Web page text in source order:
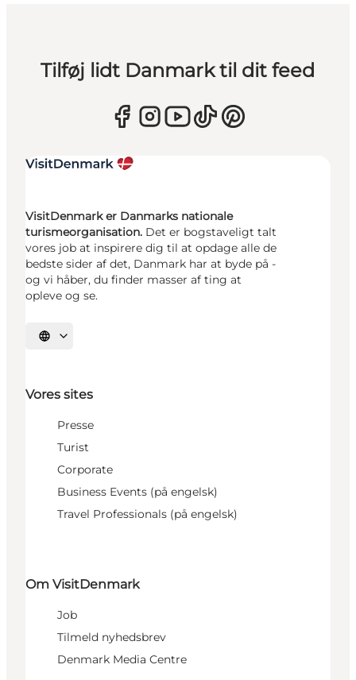
Tilføj lidt Danmark til dit feed
VisitDenmark er Danmarks nationale
turismeorganisation. Det er bogstaveligt talt
vores job at inspirere dig til at opdage alle de
bedste sider af det, Danmark har at byde på -
og vi håber, du finder masser af ting at
opleve og se.
Vælg sprog
Vores sites
Presse
Turist
Corporate
Business Events (på engelsk)
Travel Professionals (på engelsk)
Om VisitDenmark
Job
Tilmeld nyhedsbrev
Denmark Media Centre